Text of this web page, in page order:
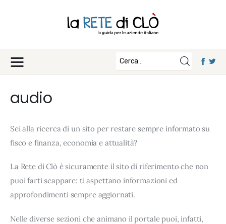
Fisco e Tasse
Iscriviti
Chi Siamo
Collabora con noi
Contatti
audio
Sei alla ricerca di un sito per restare sempre informato su
fisco e finanza, economia e attualità?
La Rete di Clò è sicuramente il sito di riferimento che non
puoi farti scappare: ti aspettano informazioni ed
approfondimenti sempre aggiornati.
Nelle diverse sezioni che animano il portale puoi, infatti,